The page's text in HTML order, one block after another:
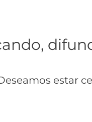
estar